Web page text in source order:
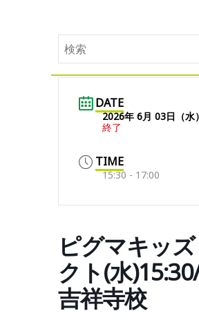
DATE
2026年 6月 03日（水）
終了
TIME
15:30 - 17:00
ピグマキッ
クト(水
吉祥寺校